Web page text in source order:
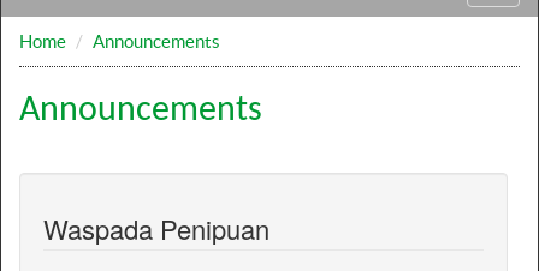
Home
Announcements
Announcements
Waspada Penipuan